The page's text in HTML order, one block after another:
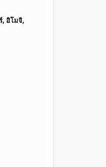
, อิโมจิ,